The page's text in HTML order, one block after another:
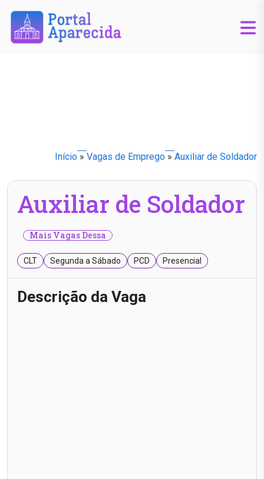
Início » Vagas de Emprego » Auxiliar de Soldador
Auxiliar de Soldador
Mais Vagas Dessa
CLT Segunda a Sábado PCD Presencial
Descrição da Vaga